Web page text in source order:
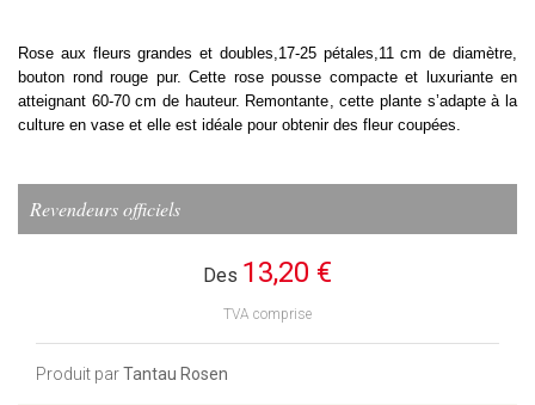
Rose aux fleurs grandes et doubles,17-25 pétales,11 cm de diamètre,
bouton rond rouge pur. Cette rose pousse compacte et luxuriante en
atteignant 60-70 cm de hauteur. Remontante, cette plante s’adapte à la
culture en vase et elle est idéale pour obtenir des fleur coupées.
Revendeurs officiels
Des 13,20 €
TVA comprise
Produit parTantau Rosen